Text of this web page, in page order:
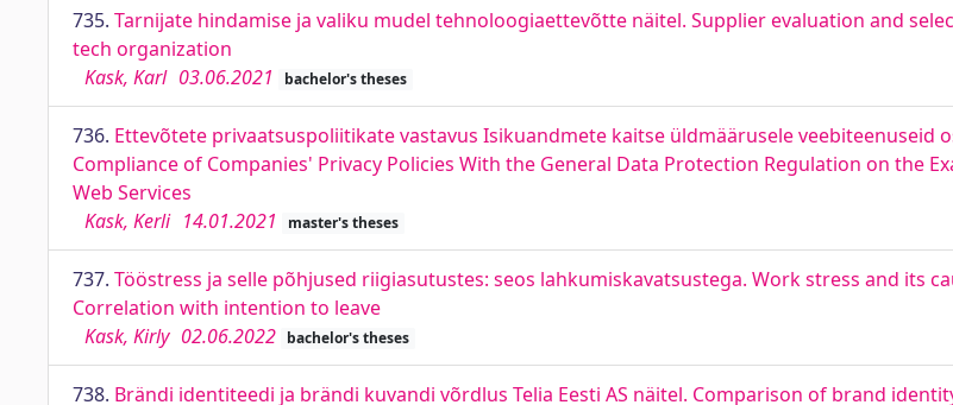
735. Tarnijate hindamise ja valiku mudel tehnoloogiaettevõtte näitel. Supplier evaluation and
tech organization
Kask, Karl 03.06.2021 bachelor's theses
736. Ettevõtete privaatsuspoliitikate vastavus Isikuandmete kaitse üldmäärusele veebiteenuseid
Compliance of Companies' Privacy Policies With the General Data Protection Regulation on the
Web Services
Kask, Kerli 14.01.2021 master's theses
737. Tööstress ja selle põhjused riigiasutustes: seos lahkumiskavatsustega. Work stress and its
Correlation with intention to leave
Kask, Kirly 02.06.2022 bachelor's theses
738. Brändi identiteedi ja brändi kuvandi võrdlus Telia Eesti AS näitel. Comparison of brand